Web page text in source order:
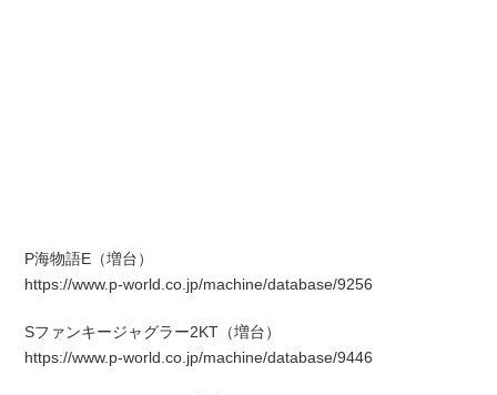
P海物語E（増台）
https://www.p-world.co.jp/machine/database/9256
Sファンキージャグラー2KT（増台）
https://www.p-world.co.jp/machine/database/9446